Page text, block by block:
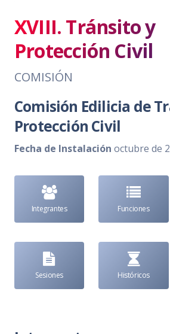
XVIII. Tránsito y
Protección Civil
COMISIÓN
Comisión Edilicia de
Protección Civil
Fecha de Instalación octubre de
Integrantes Funciones
Sesiones Históricos